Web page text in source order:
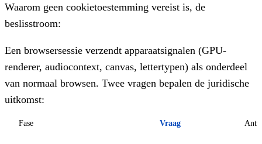
Waarom geen cookietoestemming vereist is, de
beslisstroom:
Een browsersessie verzendt apparaatsignalen (GPU-
renderer, audiocontext, canvas, lettertypen) als onderdeel
van normaal browsen. Twee vragen bepalen de juridische
uitkomst:
Fase Vraag